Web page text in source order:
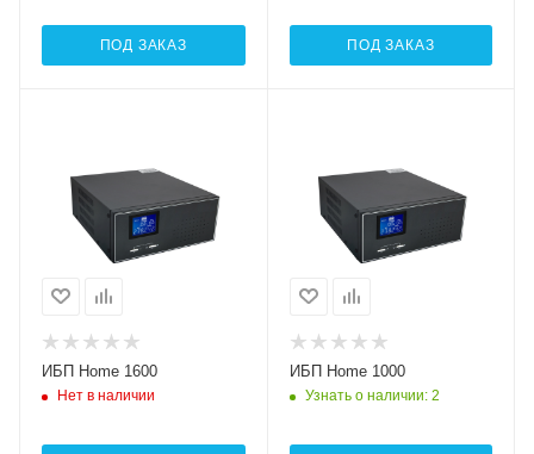
ПОД ЗАКАЗ ПОД ЗАКАЗ
ИБП Home 1600
Нет в наличии
ИБП Home 1000
Узнать о наличии: 2